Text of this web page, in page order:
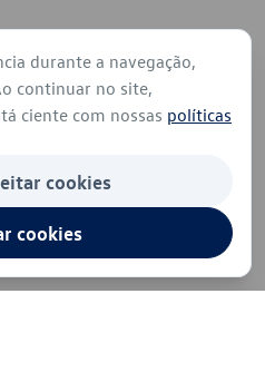
durante a navegação,
continuar no site,
ciente com nossas políticas
cookies
cookies